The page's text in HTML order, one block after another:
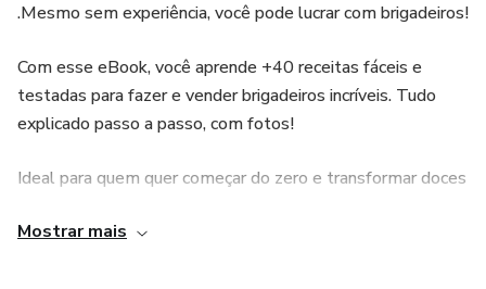
.Mesmo sem experiência, você pode lucrar com brigadeiros!
Com esse eBook, você aprende +40 receitas fáceis e
testadas para fazer e vender brigadeiros incríveis. Tudo
explicado passo a passo, com fotos!
Ideal para quem quer começar do zero e transformar doces
Mostrar mais